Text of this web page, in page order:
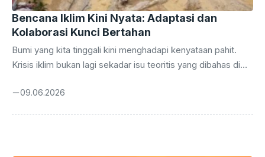
Bencana Iklim Kini Nyata: Adaptasi dan
Kolaborasi Kunci Bertahan
Bumi yang kita tinggali kini menghadapi kenyataan pahit.
Krisis iklim bukan lagi sekadar isu teoritis yang dibahas di
menjadi tamu tak diundang yang singgah, bahkan kini seolah
09.06.2026